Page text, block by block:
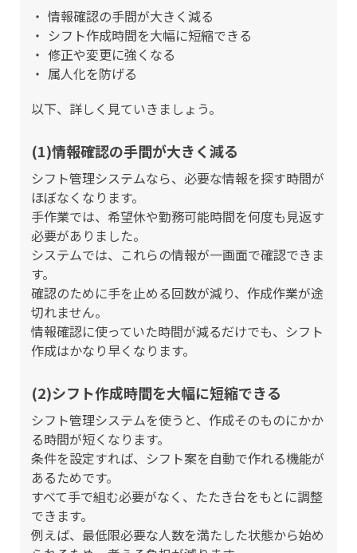
情報確認の手間が大きく減る
シフト作成時間を大幅に短縮できる
修正や変更に強くなる
属人化を防げる
以下、詳しく見ていきましょう。
(1)情報確認の手間が大きく減る
シフト管理システムなら、必要な情報を探す時間が
ほぼなくなります。
手作業では、希望休や勤務可能時間を何度も見返す
必要がありました。
システムでは、これらの情報が一画面で確認できま
す。
確認のために手を止める回数が減り、作成作業が途
切れません。
情報確認に使っていた時間が減るだけでも、シフト
作成はかなり早くなります。
(2)シフト作成時間を大幅に短縮できる
シフト管理システムを使うと、作成そのものにかか
る時間が短くなります。
条件を設定すれば、シフト案を自動で作れる機能が
あるためです。
すべて手で組む必要がなく、たたき台をもとに調整
できます。
例えば、最低限必要な人数を満たした状態から始め